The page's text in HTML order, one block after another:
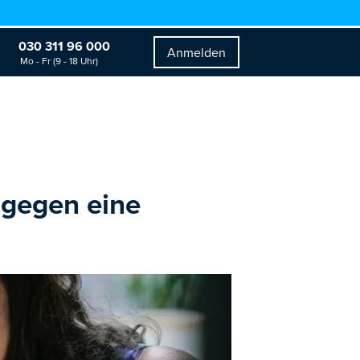
030 311 96 000
Mo - Fr (9 - 18 Uhr) Anmelden
eine